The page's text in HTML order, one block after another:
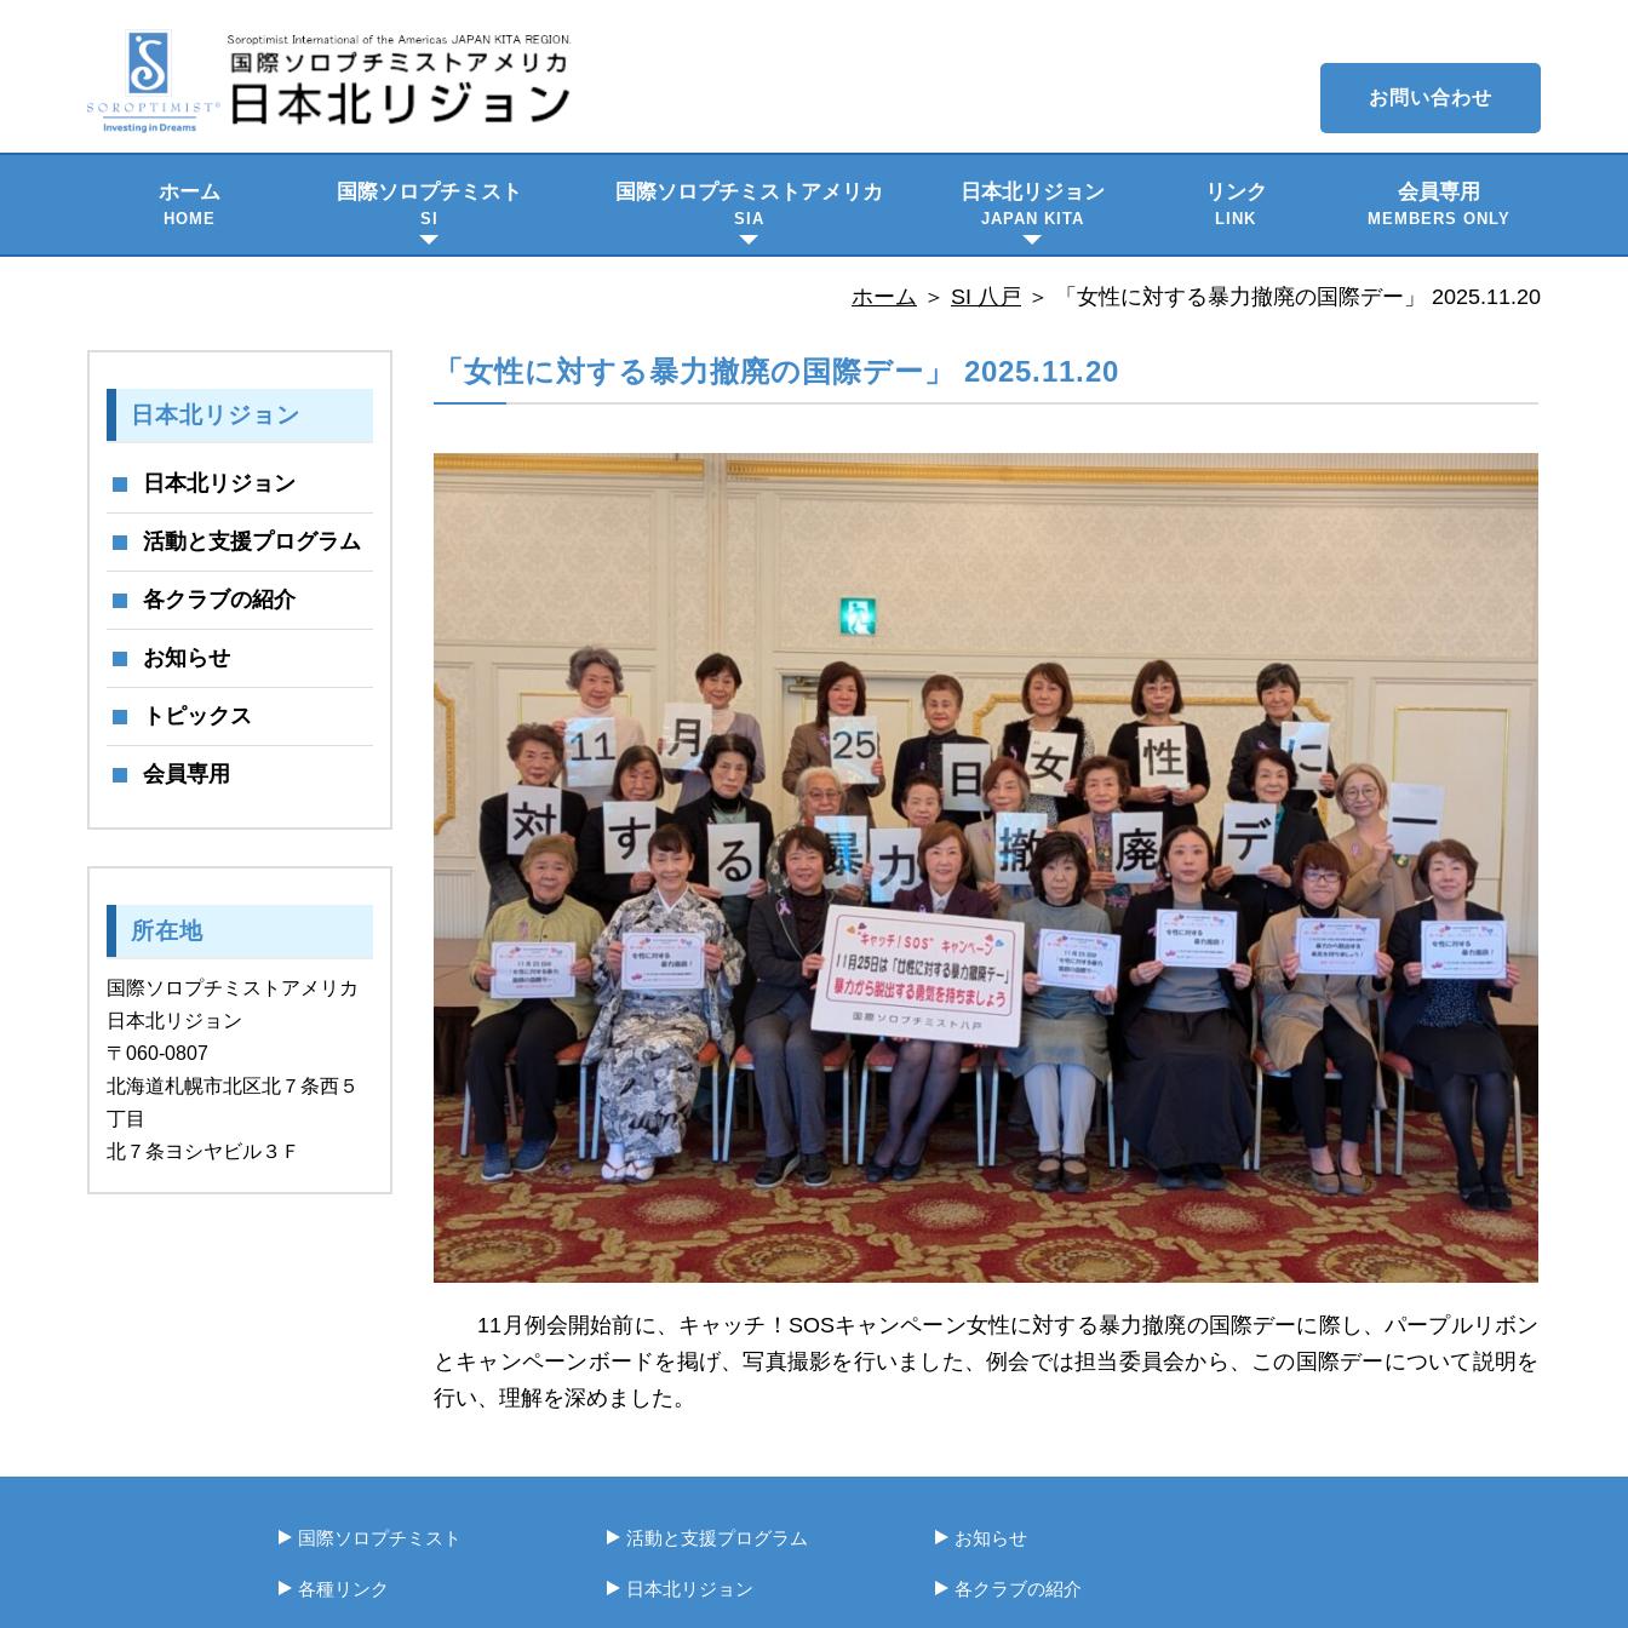
お問い合わせ
ホーム
HOME
国際ソロプチミスト
SI
国際ソロプチミスト アメリカ
SIA
日本北リジョン
JAPAN KITA
理事会のご紹介
委員会メンバー
リンク
LINK
会員専用
MEMBERS ONLY
ホーム ＞ SI 八戸 ＞ 「女性に対する暴力撤廃の国際デー」 2025.11.20
「女性に対する暴力撤廃の国際デー」 2025.11.20
11月例会開始前に、キャッチ！SOSキャンペーン女性に対する暴力撤廃の国際デーに際し、パープルリボン
とキャンペーンボードを掲げ、写真撮影を行いました、例会では担当委員会から、この国際デーについて説明を
行い、理解を深めました。
日本北リジョン
日本北リジョン
活動と支援プログラム
各クラブの紹介
お知らせ
トピックス
会員専用
所在地
国際ソロプチミストアメリカ
日本北リジョン
〒060-0807
北海道札幌市北区北７条西５
丁目
北７条ヨシヤビル３Ｆ
国際ソロプチミスト 活動と支援プログラム お知らせ
各種リンク 日本北リジョン 各クラブの紹介